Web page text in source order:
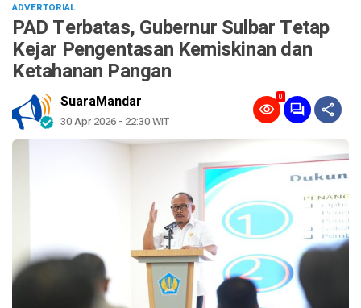
ADVERTORIAL
PAD Terbatas, Gubernur Sulbar Tetap
Kejar Pengentasan Kemiskinan dan
Ketahanan Pangan
SuaraMandar
30 Apr 2026 - 22:30 WIT
0